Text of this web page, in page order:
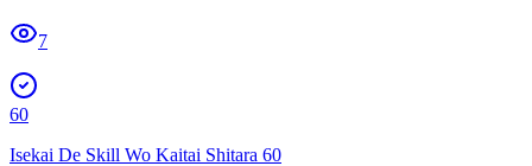
7
60
Isekai De Skill Wo Kaitai Shitara 60